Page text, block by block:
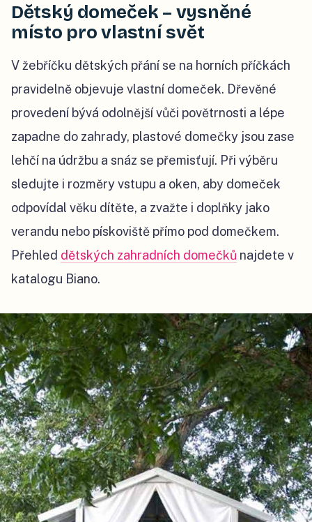
Dětský domeček – vysněné
místo pro vlastní svět
V žebříčku dětských přání se na horních příčkách
pravidelně objevuje vlastní domeček. Dřevěné
provedení bývá odolnější vůči povětrnosti a lépe
zapadne do zahrady, plastové domečky jsou zase
lehčí na údržbu a snáz se přemisťují. Při výběru
sledujte i rozměry vstupu a oken, aby domeček
odpovídal věku dítěte, a zvažte i doplňky jako
verandu nebo pískoviště přímo pod domečkem.
Přehled dětských zahradních domečků najdete v
katalogu Biano.